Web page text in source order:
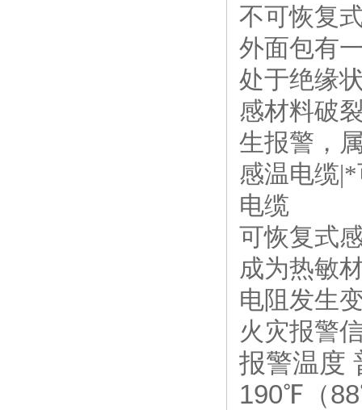
不可恢复
外面包有
处于绝缘
感材料破
生报警，
感温电缆
电缆
可恢复式
成为热敏
电阻发生
火灾报警
报警温度
190℉（